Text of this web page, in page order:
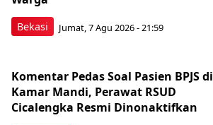
Bekasi Jumat, 7 Agu 2026 - 21:59
Komentar Pedas Soal Pasien BPJS di
Kamar Mandi, Perawat RSUD
Cicalengka Resmi Dinonaktifkan